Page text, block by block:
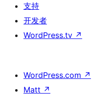
支持
开发者
WordPress.tv ↗
WordPress.com ↗
Matt ↗